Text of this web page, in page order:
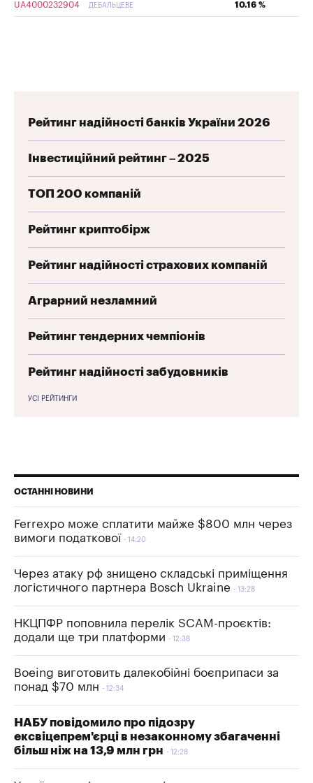
UA4000232904 ДЕБАЛЬЦЕВЕ 10.16 %
Рейтинг надійності банків України 2026
Інвестиційний рейтинг – 2025
ТОП 200 компаній
Рейтинг криптобірж
Рейтинг надійності страхових компаній
Аграрний незламний
Рейтинг тендерних чемпіонів
Рейтинг надійності забудовників
УСІ РЕЙТИНГИ
ОСТАННІ НОВИНИ
Ferrexpo може сплатити майже $800 млн через
вимоги податкової
14:20
Через атаку рф знищено складські приміщення
логістичного партнера Bosch Ukraine
13:28
НКЦПФР поповнила перелік SCAM-проєктів:
додали ще три платформи
12:38
Boeing виготовить далекобійні боєприпаси за
понад $70 млн
12:34
НАБУ повідомило про підозру
ексвіцепрем'єрці в незаконному збагаченні
більш ніж на 13,9 млн грн
12:28